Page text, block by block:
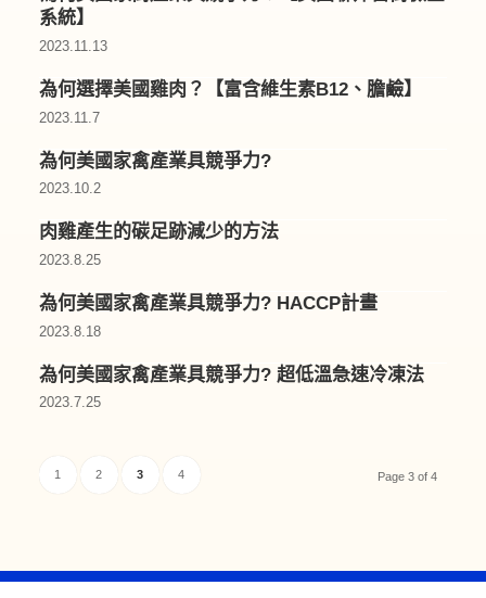
系統】
2023.11.13
為何選擇美國雞肉？【富含維生素B12、膽鹼】
2023.11.7
為何美國家禽產業具競爭力?
2023.10.2
肉雞產生的碳足跡減少的方法
2023.8.25
為何美國家禽產業具競爭力? HACCP計畫
2023.8.18
為何美國家禽產業具競爭力? 超低溫急速冷凍法
2023.7.25
Page 3 of 4
1 2 3 4